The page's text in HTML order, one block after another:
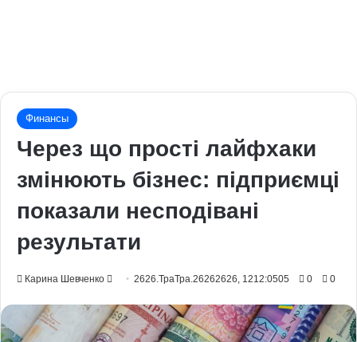
Финансы
Через що прості лайфхаки
змінюють бізнес: підприємці
показали несподівані
результати
Карина Шевченко
Send
email
2626.ТраТра.26262626, 1212:0505 0 0